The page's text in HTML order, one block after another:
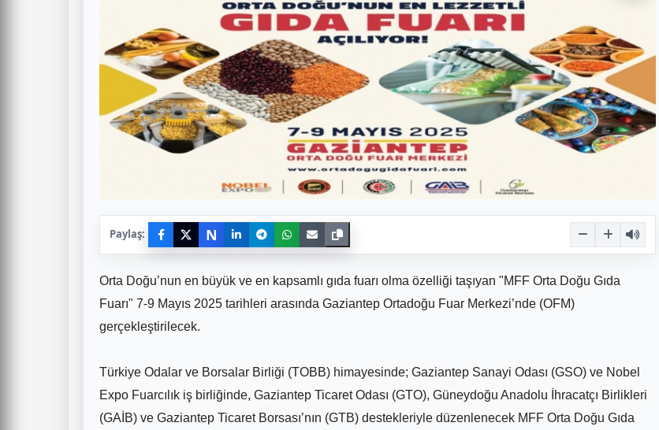
Paylaş: N
Orta Doğu’nun en büyük ve en kapsamlı gıda fuarı olma özelliği taşıyan "MFF Orta Doğu Gıda
Fuarı" 7-9 Mayıs 2025 tarihleri arasında Gaziantep Ortadoğu Fuar Merkezi’nde (OFM)
gerçekleştirilecek.
Türkiye Odalar ve Borsalar Birliği (TOBB) himayesinde; Gaziantep Sanayi Odası (GSO) ve Nobel
Expo Fuarcılık iş birliğinde, Gaziantep Ticaret Odası (GTO), Güneydoğu Anadolu İhracatçı Birlikleri
(GAİB) ve Gaziantep Ticaret Borsası’nın (GTB) destekleriyle düzenlenecek MFF Orta Doğu Gıda